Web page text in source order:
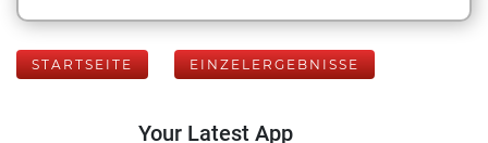
STARTSEITE EINZELERGEBNISSE
Your Latest App